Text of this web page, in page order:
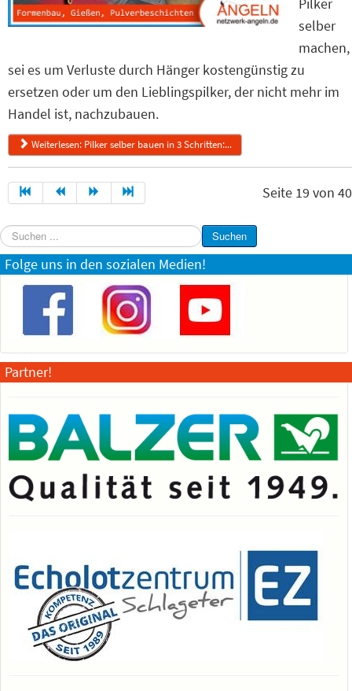
Pilker
selber
machen,
sei es um Verluste durch Hänger kostengünstig zu
ersetzen oder um den Lieblingspilker, der nicht mehr im
Handel ist, nachzubauen.
Weiterlesen: Pilker selber bauen in 3 Schritten:...
Seite 19 von 40
Suchen
...
Suchen
Folge uns in den sozialen Medien!
Partner!